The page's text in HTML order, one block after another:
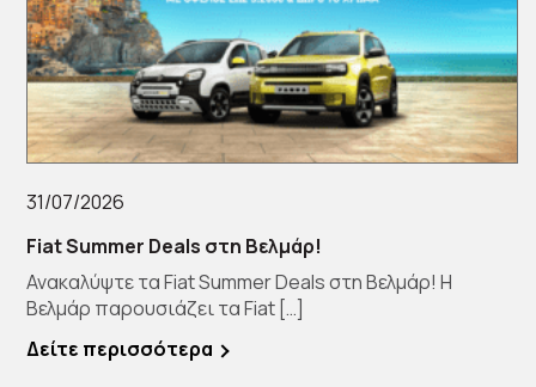
31/07/2026
Fiat Summer Deals στη Βελμάρ!
Ανακαλύψτε τα Fiat Summer Deals στη Βελμάρ! Η
Βελμάρ παρουσιάζει τα Fiat […]
Δείτε περισσότερα